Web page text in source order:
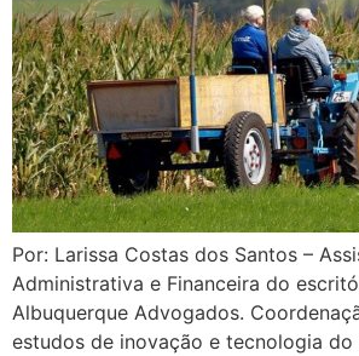
Por: Larissa Costas dos Santos –
Administrativa e Financeira do
Albuquerque Advogados.
estudos de inovação e tecnologia